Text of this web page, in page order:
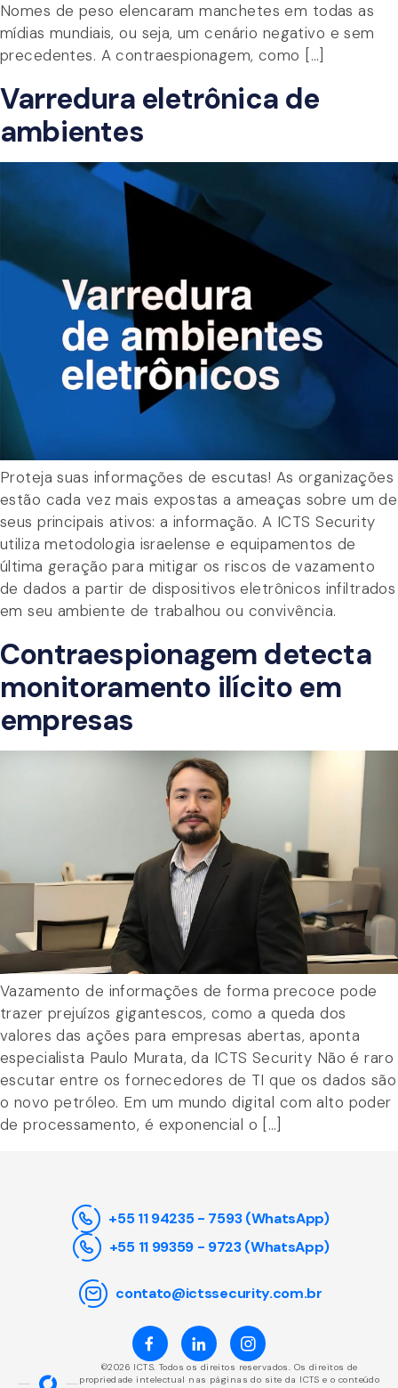
Nomes de peso elencaram manchetes em todas as
mídias mundiais, ou seja, um cenário negativo e sem
precedentes. A contraespionagem, como […]
Varredura eletrônica de
ambientes
Proteja suas informações de escutas! As organizações
estão cada vez mais expostas a ameaças sobre um de
seus principais ativos: a informação. A ICTS Security
utiliza metodologia israelense e equipamentos de
última geração para mitigar os riscos de vazamento
de dados a partir de dispositivos eletrônicos infiltrados
em seu ambiente de trabalhou ou convivência.
Contraespionagem detecta
monitoramento ilícito em
empresas
Vazamento de informações de forma precoce pode
trazer prejuízos gigantescos, como a queda dos
valores das ações para empresas abertas, aponta
especialista Paulo Murata, da ICTS Security Não é raro
escutar entre os fornecedores de TI que os dados são
o novo petróleo. Em um mundo digital com alto poder
de processamento, é exponencial o […]
+55 11 94235 - 7593 (WhatsApp)
+55 11 99359 - 9723 (WhatsApp)
contato@ictssecurity.com.br
©2026 ICTS. Todos os direitos reservados. Os direitos de
propriedade intelectual nas páginas do site da ICTS e o conteúdo